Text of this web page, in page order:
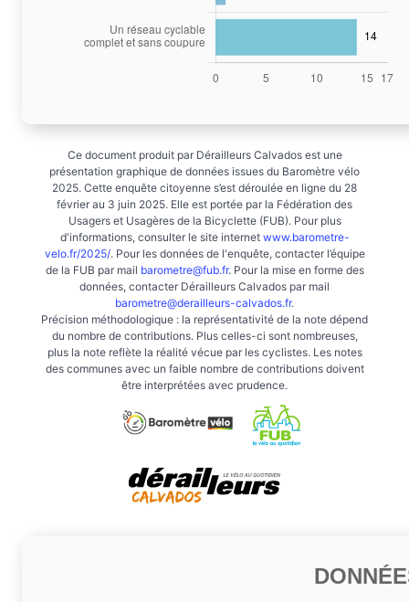
Ce document produit par Dérailleurs Calvados est une
présentation graphique de données issues du Baromètre vélo
2025. Cette enquête citoyenne s’est déroulée en ligne du 28
février au 3 juin 2025. Elle est portée par la Fédération des
Usagers et Usagères de la Bicyclette (FUB). Pour plus
d'informations, consulter le site internet www.barometre-
velo.fr/2025/. Pour les données de l'enquête, contacter l’équipe
de la FUB par mail barometre@fub.fr. Pour la mise en forme des
données, contacter Dérailleurs Calvados par mail
barometre@derailleurs-calvados.fr.
Précision méthodologique : la représentativité de la note dépend
du nombre de contributions. Plus celles-ci sont nombreuses,
plus la note reflète la réalité vécue par les cyclistes. Les notes
des communes avec un faible nombre de contributions doivent
être interprétées avec prudence.